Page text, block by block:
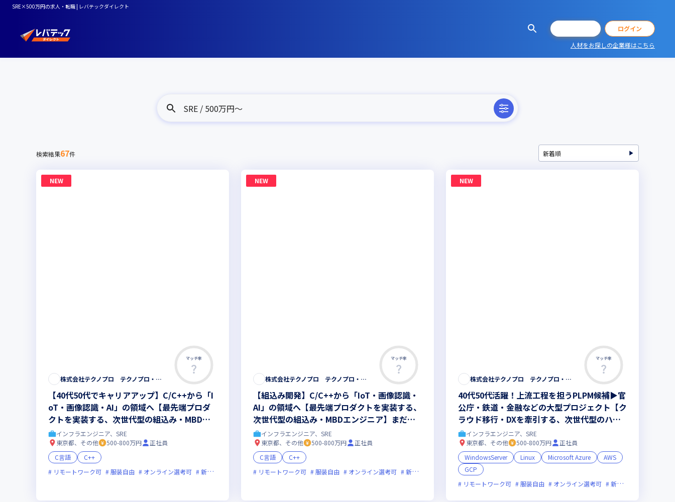
SRE×500万円の求人・転職 | レバテックダイレクト
ログイン
人材をお探しの企業様はこちら
SRE / 500万円〜
検索結果67件
NEW
マッチ率
株式会社テクノプロ テクノプロ・エンジニアリング社
【40代50代でキャリアアップ】C/C++から「I
oT・画像認識・AI」の領域へ【最先端プロダ
クトを実装する、次世代型の組込み・MBDエ
ンジニア】まだ世に出ていない次世代プロダク
ト開発◆最先端の研修200講座以上
インフラエンジニア、SRE
東京都、その他
500-800万円
正社員
C言語
C++
リモートワーク可
服装自由 オンライン選考可 新技術に積極的 残業月20時間未満 女性エンジニアが活躍中
NEW
マッチ率
株式会社テクノプロ テクノプロ・エンジニアリング社
【組込み開発】C/C++から「IoT・画像認識・
AI」の領域へ【最先端プロダクトを実装する、
次世代型の組込み・MBDエンジニア】まだ世
に出ていない次世代プロダクト開発◆最先端の
研修200講座以上
インフラエンジニア、SRE
東京都、その他
500-800万円
正社員
C言語
C++
リモートワーク可
服装自由 オンライン選考可 新技術に積極的 残業月20時間未満
NEW
マッチ率
株式会社テクノプロ テクノプロ・エンジニアリング社
40代50代活躍！上流工程を担うPLPM候補▶︎官
公庁・鉄道・金融などの大型プロジェクト【ク
ラウド移行・DXを牽引する、次世代型のハイ
ブリッド・インフラエンジニア 】
インフラエンジニア、SRE
東京都、その他
500-800万円
正社員
WindowsServer
Linux Microsoft Azure
AWS
GCP
リモートワーク可
服装自由 オンライン選考可 新技術に積極的